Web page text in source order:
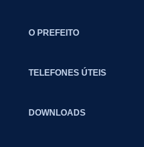
O PREFEITO
TELEFONES ÚTEIS
DOWNLOADS